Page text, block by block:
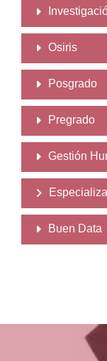
Osiris
Posgrado
Pregrado
Gestión
Buen Data